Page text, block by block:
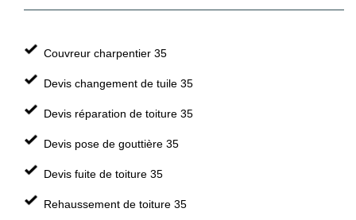
Couvreur charpentier 35
Devis changement de tuile 35
Devis réparation de toiture 35
Devis pose de gouttière 35
Devis fuite de toiture 35
Rehaussement de toiture 35